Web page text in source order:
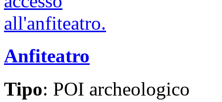
Anfiteatro
Tipo: POI archeologico